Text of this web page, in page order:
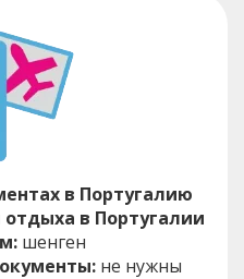
в Португалию
в Португалии
шенген
не нужны